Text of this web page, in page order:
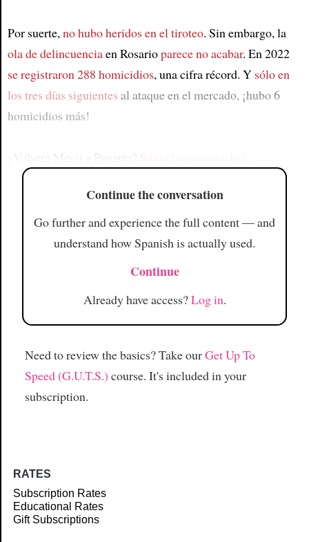
Por suerte,no hubo heridos en el tiroteo. Sin embargo, la
ola de delincuenciaen Rosarioparece no acabar. En 2022
se registraron 288 homicidios, una cifra récord. Y sólo en
los tres días siguientes al ataque en el mercado, ¡hubo 6
homicidios más!
Continue the conversation
Go further and experience the full content — and
understand how Spanish is actually used.
Continue
Already have access?Log in.
Need to review the basics? Take ourGet Up To
Speed (G.U.T.S.) course. It's included in your
subscription.
RATES
Subscription Rates
Educational Rates
Gift Subscriptions